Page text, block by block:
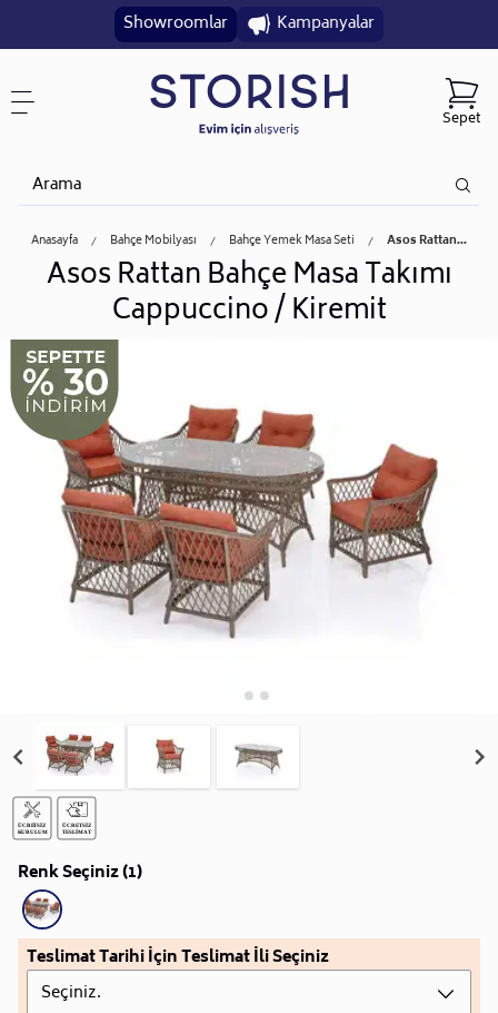
Showroomlar Kampanyalar
Sepet
Anasayfa Bahçe Mobilyası Bahçe Yemek Masa Seti Asos Rattan...
Asos Rattan Bahçe Masa Takımı
Cappuccino / Kiremit
Renk Seçiniz (1)
Teslimat Tarihi İçin Teslimat İli Seçiniz
Seçiniz.